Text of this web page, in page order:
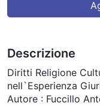
Descrizione
Diritti Religione
nell`Esperienza
Autore : Fuccillo